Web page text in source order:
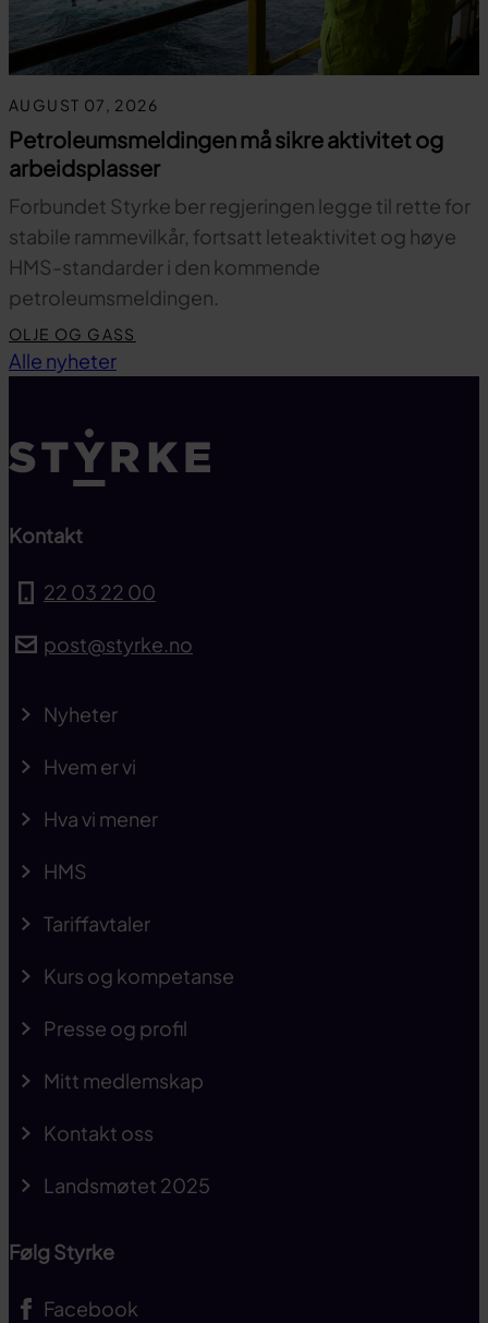
AUGUST 07, 2026
Petroleumsmeldingen må sikre aktivitet og
arbeidsplasser
Forbundet Styrke ber regjeringen legge til rette for
stabile rammevilkår, fortsatt leteaktivitet og høye
HMS-standarder i den kommende
petroleumsmeldingen.
OLJE OG GASS
Alle nyheter
Kontakt
22 03 22 00
post@styrke.no
Nyheter
Hvem er vi
Hva vi mener
HMS
Tariffavtaler
Kurs og kompetanse
Presse og profil
Mitt medlemskap
Kontakt oss
Landsmøtet 2025
Følg Styrke
Facebook